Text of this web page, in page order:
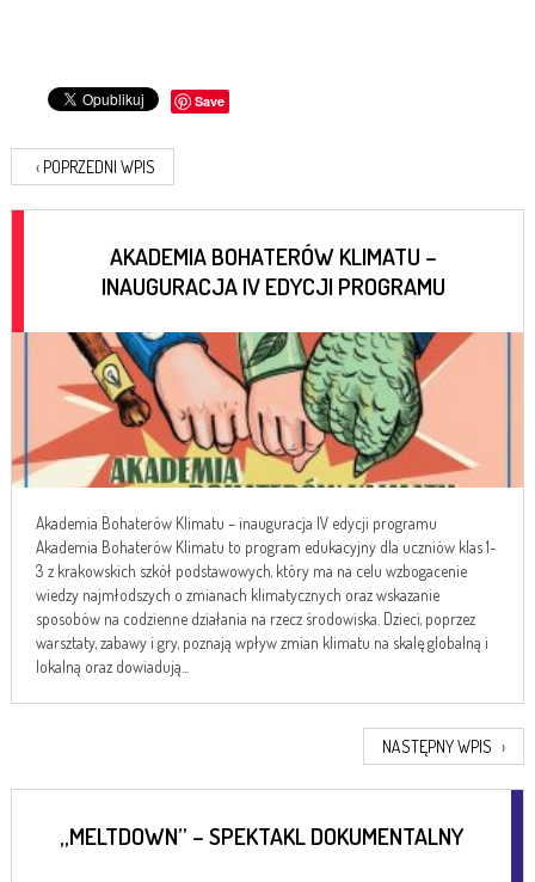
Save
‹ POPRZEDNI WPIS
AKADEMIA BOHATERÓW KLIMATU –
INAUGURACJA IV EDYCJI PROGRAMU
Akademia Bohaterów Klimatu – inauguracja IV edycji programu
Akademia Bohaterów Klimatu to program edukacyjny dla uczniów klas 1-
3 z krakowskich szkół podstawowych, który ma na celu wzbogacenie
wiedzy najmłodszych o zmianach klimatycznych oraz wskazanie
sposobów na codzienne działania na rzecz środowiska. Dzieci, poprzez
warsztaty, zabawy i gry, poznają wpływ zmian klimatu na skalę globalną i
lokalną oraz dowiadują...
NASTĘPNY WPIS ›
„MELTDOWN” – SPEKTAKL DOKUMENTALNY